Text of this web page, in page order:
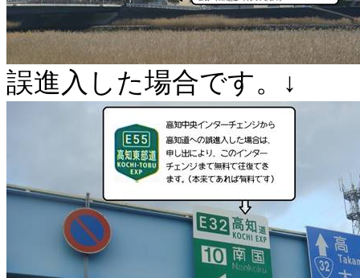
誤進入した場合です。↓